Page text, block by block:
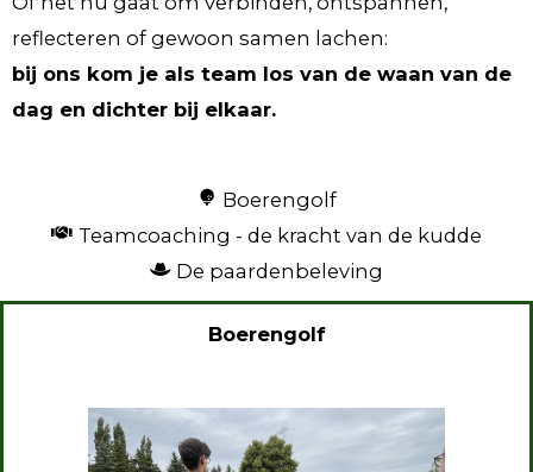
reflecteren of gewoon samen lachen:
bij ons kom je als team los van de waan van de
dag en dichter bij elkaar.
Boerengolf
Teamcoaching - de kracht van de kudde
De paardenbeleving
Boerengolf